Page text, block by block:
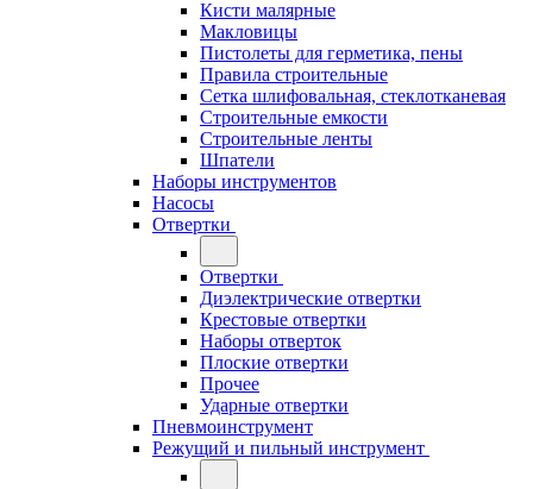
Кисти малярные
Макловицы
Пистолеты для герметика, пены
Правила строительные
Сетка шлифовальная, стеклотканевая
Строительные емкости
Строительные ленты
Шпатели
Наборы инструментов
Насосы
Отвертки
Отвертки
Диэлектрические отвертки
Крестовые отвертки
Наборы отверток
Плоские отвертки
Прочее
Ударные отвертки
Пневмоинструмент
Режущий и пильный инструмент